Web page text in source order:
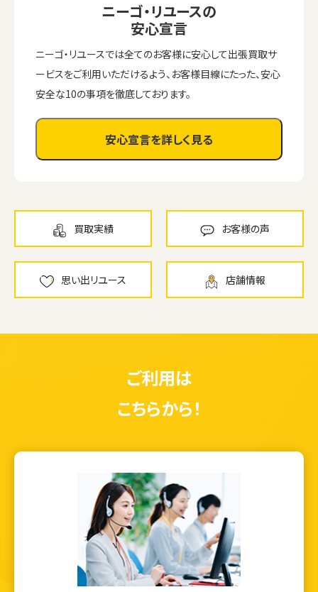
ニーゴ・リユースの
安心宣言
ニーゴ・リユースでは全てのお客様に安心して出張買取サ
ービスをご利用いただけるよう、お客様目線にたった、安心
安全な10の事項を徹底しております。
安心宣言を詳しく見る
買取実績 お客様の声
思い出リユース 店舗情報
ご利用は
こちらから！